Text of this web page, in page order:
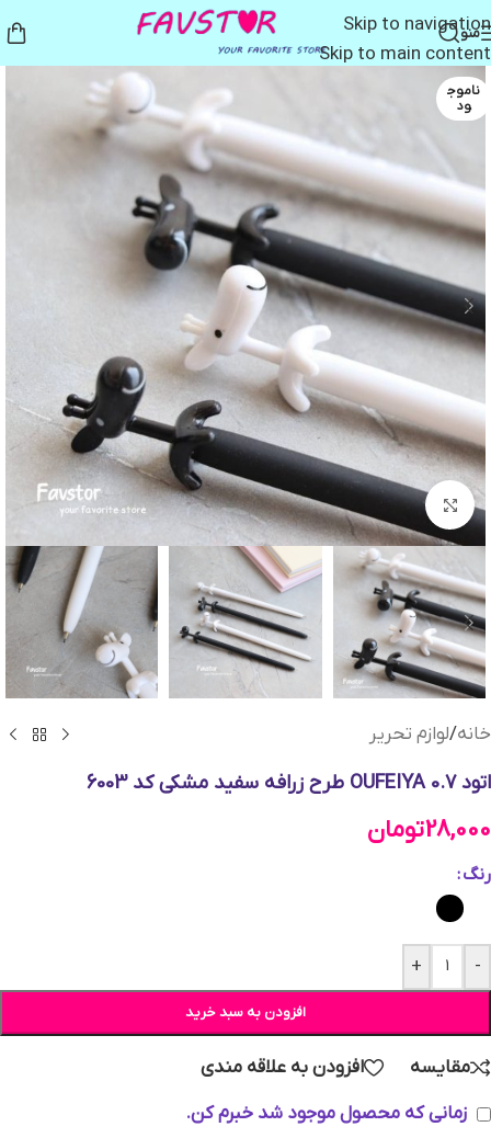
Skip to navigation
Skip to main content
منو
ناموج
ود
بزرگنمایی تصویر
خانه/لوازم تحریر
اتود 0.7 OUFEIYA طرح زرافه سفید مشکی کد 6003
28,000تومان
رنگ
-
+
افزودن به سبد خرید
مقایسه
افزودن به علاقه مندی
زمانی که محصول موجود شد خبرم کن.